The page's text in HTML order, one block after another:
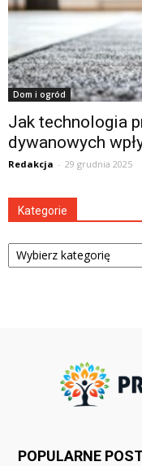
Dom i ogród
Jak technologia
dywanowych
Redakcja - 29 grudnia 2025
Kategorie
Kategorie
POPULARNE